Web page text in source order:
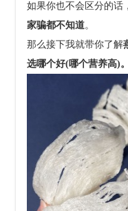
如果你也不会区分的话
家骗都不知道。
那么接下我就带你了解
选哪个好(哪个营养高)。